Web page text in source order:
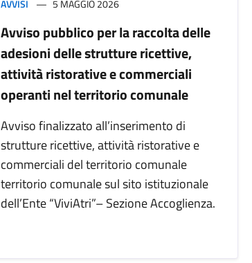
AVVISI 5 MAGGIO 2026
Avviso pubblico per la raccolta delle
adesioni delle strutture ricettive,
attività ristorative e commerciali
operanti nel territorio comunale
Avviso finalizzato all’inserimento di
strutture ricettive, attività ristorative e
commerciali del territorio comunale
territorio comunale sul sito istituzionale
dell’Ente “ViviAtri”– Sezione Accoglienza.